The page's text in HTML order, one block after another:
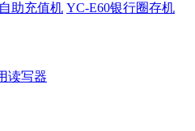
助充值机 YC-E60银行圈存机
读写器